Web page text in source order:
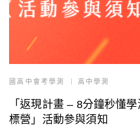
國高中會考學測 高中學測
「返現計畫 – 8分鐘秒懂
標營」活動參與須知